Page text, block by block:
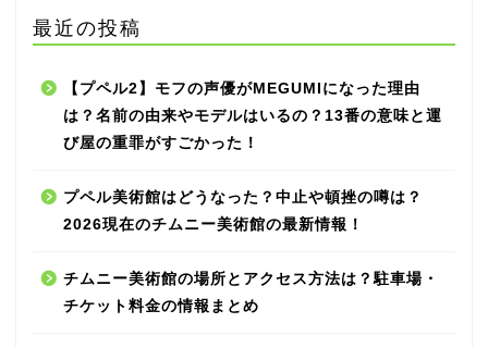
最近の投稿
【プペル2】モフの声優がMEGUMIになった理由
は？名前の由来やモデルはいるの？13番の意味と運
び屋の重罪がすごかった！
プペル美術館はどうなった？中止や頓挫の噂は？
2026現在のチムニー美術館の最新情報！
チムニー美術館の場所とアクセス方法は？駐車場・
チケット料金の情報まとめ